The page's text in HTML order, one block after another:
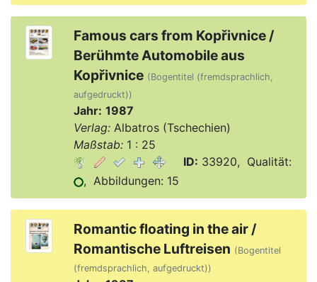
Famous cars from Kopřivnice /
Berühmte Automobile aus
Kopřivnice (Bogentitel (fremdsprachlich,
aufgedruckt))
Jahr: 1987
Verlag:Albatros (Tschechien)
Maßstab:1 : 25
ID: 33920, Qualität:
, Abbildungen: 15
Romantic floating in the air /
Romantische Luftreisen (Bogentitel
(fremdsprachlich, aufgedruckt))